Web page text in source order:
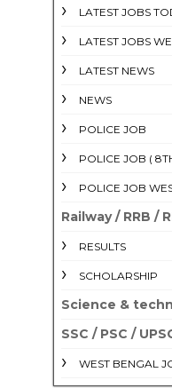
LATEST JOBS
LATEST JOBS
LATEST NEWS
NEWS
POLICE JOB
POLICE JOB (
POLICE JOB
Railway / RRB /
RESULTS
SCHOLARSHIP
Science &
SSC / PSC /
WEST BENGAL